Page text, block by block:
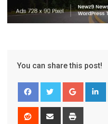
You can share this post!
Google+
Reddit
Share